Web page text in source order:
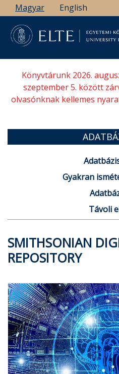
Ugrás
a
tartalomra
Magyar English
Könyvtárunk 2026.
szeptember 5. között
olvasónknak kellemes
Gyakran
Távoli
SMITHSONIAN
REPOSITORY